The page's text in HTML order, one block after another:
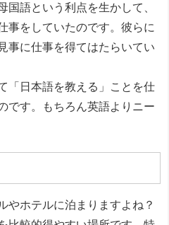
国語という利点を生かして、
事をしていたのです。彼らに
事に仕事を得てはたらいてい
「日本語を教える」ことを仕
です。もちろん英語よりニー
やホテルに泊まりますよね？